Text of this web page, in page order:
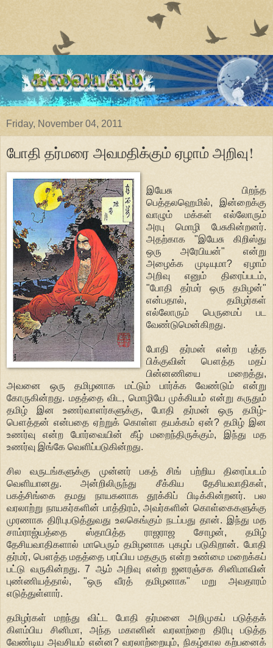
Friday, November 04, 2011
போதி தர்மரை அவமதிக்கும் ஏழாம் அறிவு!
இயேசு பிறந்த
பெத்தலஹெமில், இன்றைக்கு
வாழும் மக்கள் எல்லோரும்
அரபு மொழி பேசுகின்றனர்.
அதற்காக "இயேசு கிறிஸ்து
ஒரு அரேபியன்" என்று
அழைக்க முடியுமா? ஏழாம்
அறிவு எனும் திரைப்படம்,
"போதி தர்மர் ஒரு தமிழன்"
என்பதால், தமிழர்கள்
எல்லோரும் பெருமைப் பட
வேண்டுமென்கிறது.
போதி தர்மன் என்ற புத்த
பிக்குவின் பௌத்த மதப்
பின்னணியை மறைத்து,
அவனை ஒரு தமிழனாக மட்டும் பார்க்க வேண்டும் என்று
கோருகின்றது. மதத்தை விட, மொழியே முக்கியம் என்று கருதும்
தமிழ் இன உணர்வாளர்களுக்கு, போதி தர்மன் ஒரு தமிழ்-
பௌத்தன் என்பதை ஏற்றுக் கொள்ள தயக்கம் ஏன்? தமிழ் இன
உணர்வு என்ற போர்வையின் கீழ் மறைந்திருக்கும், இந்து மத
உணர்வு இங்கே வெளிப்படுகின்றது.
சில வருடங்களுக்கு முன்னர் பகத் சிங் பற்றிய திரைப்படம்
வெளியானது. அன்றிலிருந்து சீக்கிய தேசியவாதிகள்,
பகத்சிங்கை தமது நாயகனாக தூக்கிப் பிடிக்கின்றனர். பல
வரலாற்று நாயகர்களின் பாத்திரம், அவர்களின் கொள்கைகளுக்கு
முரணாக திரிபுபடுத்துவது உலகெங்கும் நடப்பது தான். இந்து மத
சாம்ராஜ்யத்தை ஸ்தாபித்த ராஜராஜ சோழன், தமிழ்
தேசியவாதிகளால் மாபெரும் தமிழனாக புகழப் படுகிறான். போதி
தர்மர், பௌத்த மதத்தை பரப்பிய மதகுரு என்ற உண்மை மறைக்கப்
பட்டு வருகின்றது. 7 ஆம் அறிவு என்ற ஜனரஞ்சக சினிமாவின்
புண்ணியத்தால், "ஒரு வீரத் தமிழனாக" மறு அவதாரம்
எடுத்துள்ளார்.
தமிழர்கள் மறந்து விட்ட போதி தர்மனை அறிமுகப் படுத்தக்
கிளம்பிய சினிமா, அந்த மகானின் வரலாற்றை திரிபு படுத்த
வேண்டிய அவசியம் என்ன? வரலாற்றையும், நிகழ்கால கற்பனைக்